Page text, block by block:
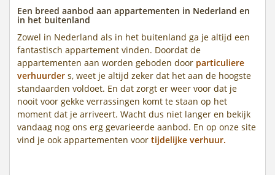
Een breed aanbod aan appartementen in Nederland en
in het buitenland
Zowel in Nederland als in het buitenland ga je altijd een
fantastisch appartement vinden. Doordat de
appartementen aan worden geboden door particuliere
verhuurder s, weet je altijd zeker dat het aan de hoogste
standaarden voldoet. En dat zorgt er weer voor dat je
nooit voor gekke verrassingen komt te staan op het
moment dat je arriveert. Wacht dus niet langer en bekijk
vandaag nog ons erg gevarieerde aanbod. En op onze site
vind je ook appartementen voor tijdelijke verhuur.